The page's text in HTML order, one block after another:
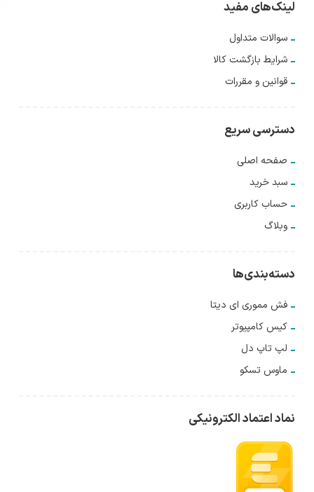
لینک‌های مفید
سوالات متداول
شرایط بازگشت کالا
قوانین و مقررات
دسترسی سریع
صفحه اصلی
سبد خرید
حساب کاربری
وبلاگ
دسته‌بندی‌ها
فش مموری ای دیتا
کیس کامپیوتر
لپ تاپ دل
ماوس تسکو
نماد اعتماد الکترونیکی